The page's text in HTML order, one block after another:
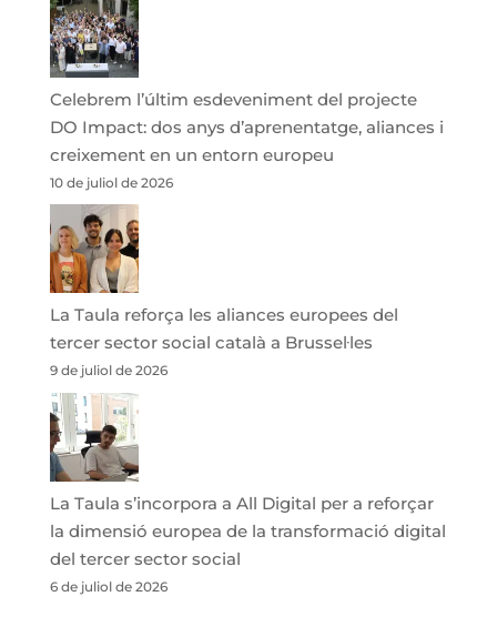
Celebrem l’últim esdeveniment del projecte
DO Impact: dos anys d’aprenentatge, aliances i
creixement en un entorn europeu
10 de juliol de 2026
La Taula reforça les aliances europees del
tercer sector social català a Brussel·les
9 de juliol de 2026
La Taula s’incorpora a All Digital per a reforçar
la dimensió europea de la transformació digital
del tercer sector social
6 de juliol de 2026